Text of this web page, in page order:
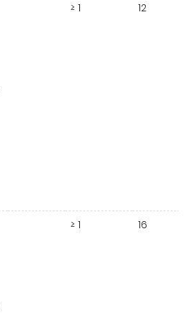
≥ 1 12
≥ 1 16